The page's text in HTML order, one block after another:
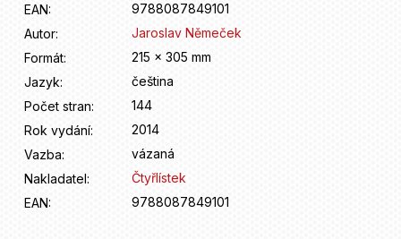
EAN:
9788087849101
Autor:
Jaroslav Němeček
Formát:
215 x 305 mm
Jazyk:
čeština
Počet stran:
144
Rok vydání:
2014
Vazba:
vázaná
Nakladatel:
Čtyřlístek
EAN: 9788087849101
e
e